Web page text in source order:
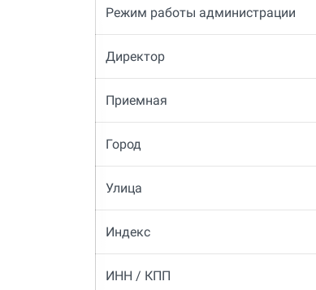
Режим работы администрации
Директор
Приемная
Город
Улица
Индекс
ИНН / КПП